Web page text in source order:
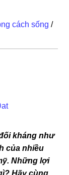
cách sống /
kháng như
của nhiều
Những lợi
Hãy cùng